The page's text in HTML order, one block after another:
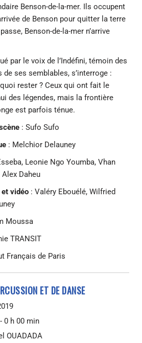
Benson-de-la-mer. Ils occupent
de Benson pour quitter la terre
Benson-de-la-mer n’arrive
par le voix de l’Indéfini, témoin des
ses semblables, s’interroge :
rester ? Ceux qui ont fait le
des légendes, mais la frontière
est parfois ténue.
: Sufo Sufo
: Melchior Delauney
Leonie Ngo Youmba, Vhan
Daheu
vidéo : Valéry Ebouélé, Wilfried
Moussa
TRANSIT
Français de Paris
ET DE DANSE
0 h 00 min
OUADADA